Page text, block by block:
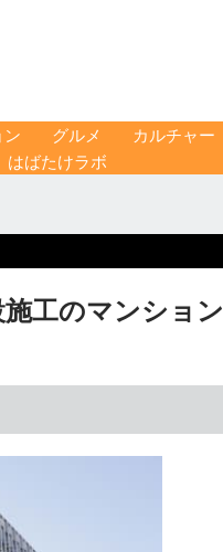
ン グルメ カルチャー
はばたけラボ
工のマンション